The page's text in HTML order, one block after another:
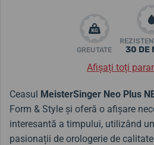
GREUTATE 30 DE
Afișați toți
Ceasul MeisterSinger Neo Plus
Form & Style și oferă o afișare
interesantă a timpului, utilizând
pasionații de orologerie de